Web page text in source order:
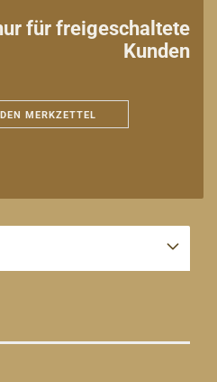
für freigeschaltete
Kunden
MERKZETTEL